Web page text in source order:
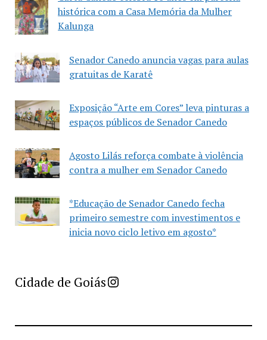
histórica com a Casa Memória da Mulher
Kalunga
Senador Canedo anuncia vagas para aulas
gratuitas de Karatê
Exposição “Arte em Cores” leva pinturas a
espaços públicos de Senador Canedo
Agosto Lilás reforça combate à violência
contra a mulher em Senador Canedo
*Educação de Senador Canedo fecha
primeiro semestre com investimentos e
inicia novo ciclo letivo em agosto*
Cidade de GoiásImprensa Criativa da Cidade de Goiás